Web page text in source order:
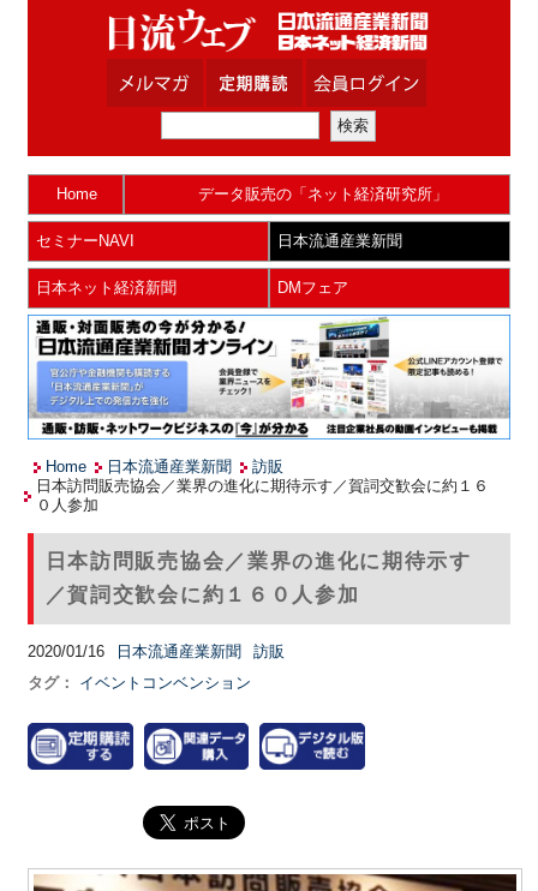
Home データ販売の「ネット経済研究所」
セミナーNAVI 日本流通産業新聞
日本ネット経済新聞 DMフェア
Home 日本流通産業新聞
訪販
日本訪問販売協会／業界の進化に期待示す／賀詞交歓会に約１６
０人参加
日本訪問販売協会／業界の進化に期待示す
／賀詞交歓会に約１６０人参加
2020/01/16 日本流通産業新聞
訪販
タグ：
イベントコンベンション